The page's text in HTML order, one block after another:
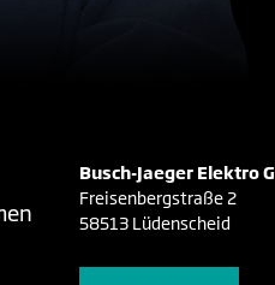
Busch-Jaeger Elektro
Freisenbergstraße 2
58513 Lüdenscheid